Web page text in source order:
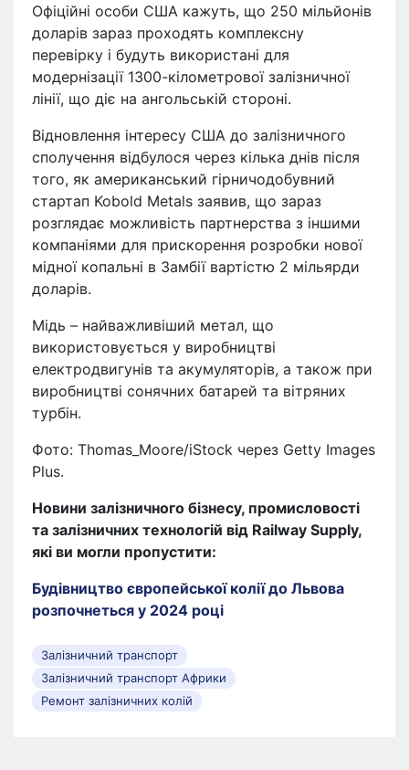
Офіційні особи США кажуть, що 250 мільйонів
доларів зараз проходять комплексну
перевірку і будуть використані для
модернізації 1300-кілометрової залізничної
лінії, що діє на ангольській стороні.
Відновлення інтересу США до залізничного
сполучення відбулося через кілька днів після
того, як американський гірничодобувний
стартап Kobold Metals заявив, що зараз
розглядає можливість партнерства з іншими
компаніями для прискорення розробки нової
мідної копальні в Замбії вартістю 2 мільярди
доларів.
Мідь – найважливіший метал, що
використовується у виробництві
електродвигунів та акумуляторів, а також при
виробництві сонячних батарей та вітряних
турбін.
Фото: Thomas_Moore/iStock через Getty Images
Plus.
Новини залізничного бізнесу, промисловості
та залізничних технологій від Railway Supply,
які ви могли пропустити:
Будівництво європейської колії до Львова
розпочнеться у 2024 році
Залізничний транспорт
Залізничний транспорт Африки
Ремонт залізничних колій